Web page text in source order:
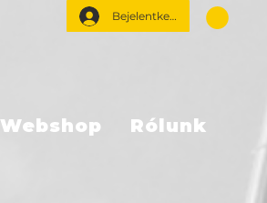
Bejelentkezés
Webshop Rólunk